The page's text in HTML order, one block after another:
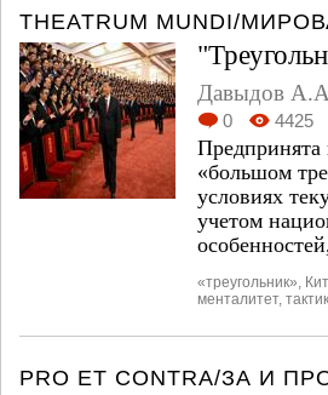
THEATRUM MUNDI/
Давыдов
0 4425
«большом
условиях
учетом
«треугольник»
менталитет,
PRO ET CONTRA/ЗА И